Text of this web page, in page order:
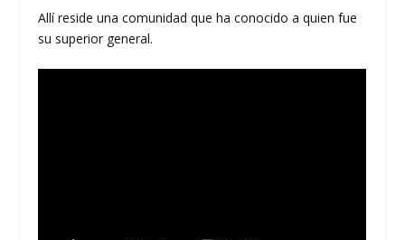
Allí reside una comunidad que ha conocido a quien fue
su superior general.